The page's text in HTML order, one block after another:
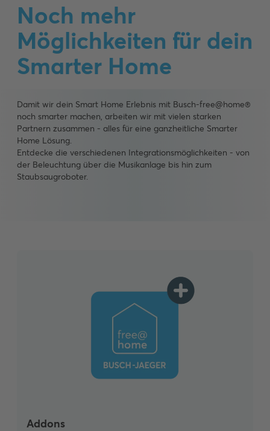
Noch mehr
Möglichkeiten für dein
Smarter Home
Damit wir dein Smart Home Erlebnis mit Busch-free@home®
noch smarter machen, arbeiten wir mit vielen starken
Partnern zusammen - alles für eine ganzheitliche Smarter
Home Lösung.
Entdecke die verschiedenen Integrationsmöglichkeiten - von
der Beleuchtung über die Musikanlage bis hin zum
Staubsaugroboter.
Addons